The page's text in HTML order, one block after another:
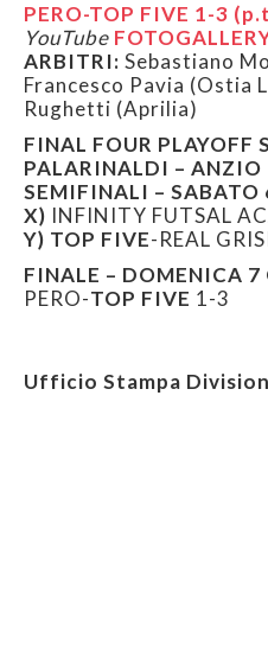
PERO-TOP FIVE 1-3
YouTube
ARBITRI: Sebastiano
Francesco Pavia (Ostia
Rughetti (Aprilia)
FINAL FOUR PLAYOFF
PALARINALDI – ANZIO
SEMIFINALI – SABATO
X) INFINITY FUTSAL
Y) TOP FIVE-REAL
FINALE – DOMENICA 7
PERO-TOP FIVE 1-3
Ufficio Stampa